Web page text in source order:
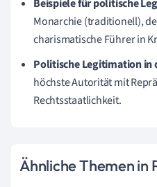
Beispiele für politische
Monarchie (traditionell),
charismatische Führer in
Politische Legitimation in
höchste Autorität mit
Rechtsstaatlichkeit.
Ähnliche Themen in